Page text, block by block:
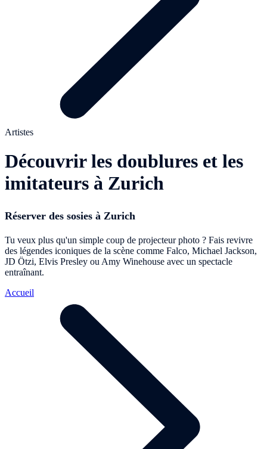
Artistes
Découvrir les doublures et les
imitateurs à Zurich
Réserver des sosies à Zurich
Tu veux plus qu'un simple coup de projecteur photo ? Fais revivre
des légendes iconiques de la scène comme Falco, Michael Jackson,
JD Ötzi, Elvis Presley ou Amy Winehouse avec un spectacle
entraînant.
Accueil